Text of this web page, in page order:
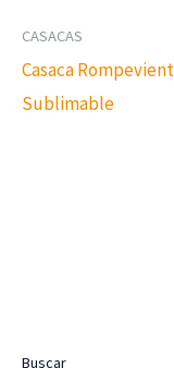
Buscar
CASACAS
Casaca
Sublimable